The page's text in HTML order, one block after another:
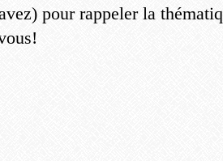
pour rappeler la